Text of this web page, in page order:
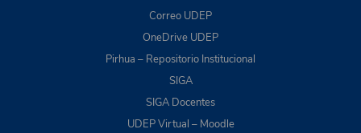
Correo UDEP
OneDrive UDEP
Pirhua – Repositorio Institucional
SIGA
SIGA Docentes
UDEP Virtual – Moodle